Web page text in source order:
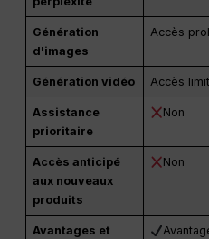
Génération
d'images
Accès
Génération vidéo Accès
Assistance
prioritaire
Non
Accès anticipé
aux nouveaux
produits
Non
Avantages et